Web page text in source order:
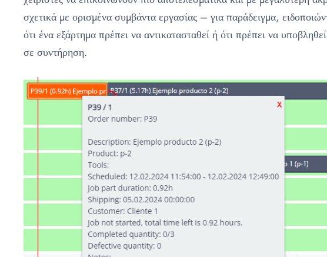
σχετικά με ορισμένα συμβάντα εργασίας – για παράδειγμα,
ότι ένα εξάρτημα πρέπει να αντικατασταθεί ή ότι πρέπει να
σε συντήρηση.